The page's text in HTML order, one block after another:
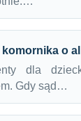
o
dla
Gdy sąd…